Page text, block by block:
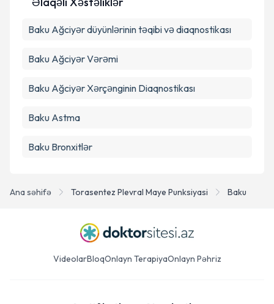
Təqvim Tələbini Göndər
Ana səhifə Torasentez Plevral Maye Punksiyasi Baku
Baku Ağciyər düyünlərinin təqibi və diaqnostikası
Baku Ağciyər Vərəmi
Baku Ağciyər Xərçənginin Diaqnostikası
Baku Astma
Baku Bronxitlər
VideolarBloqOnlayn TerapiyaOnlayn Pəhriz